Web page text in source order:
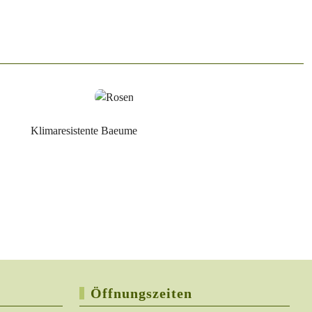
Öffnungszeiten